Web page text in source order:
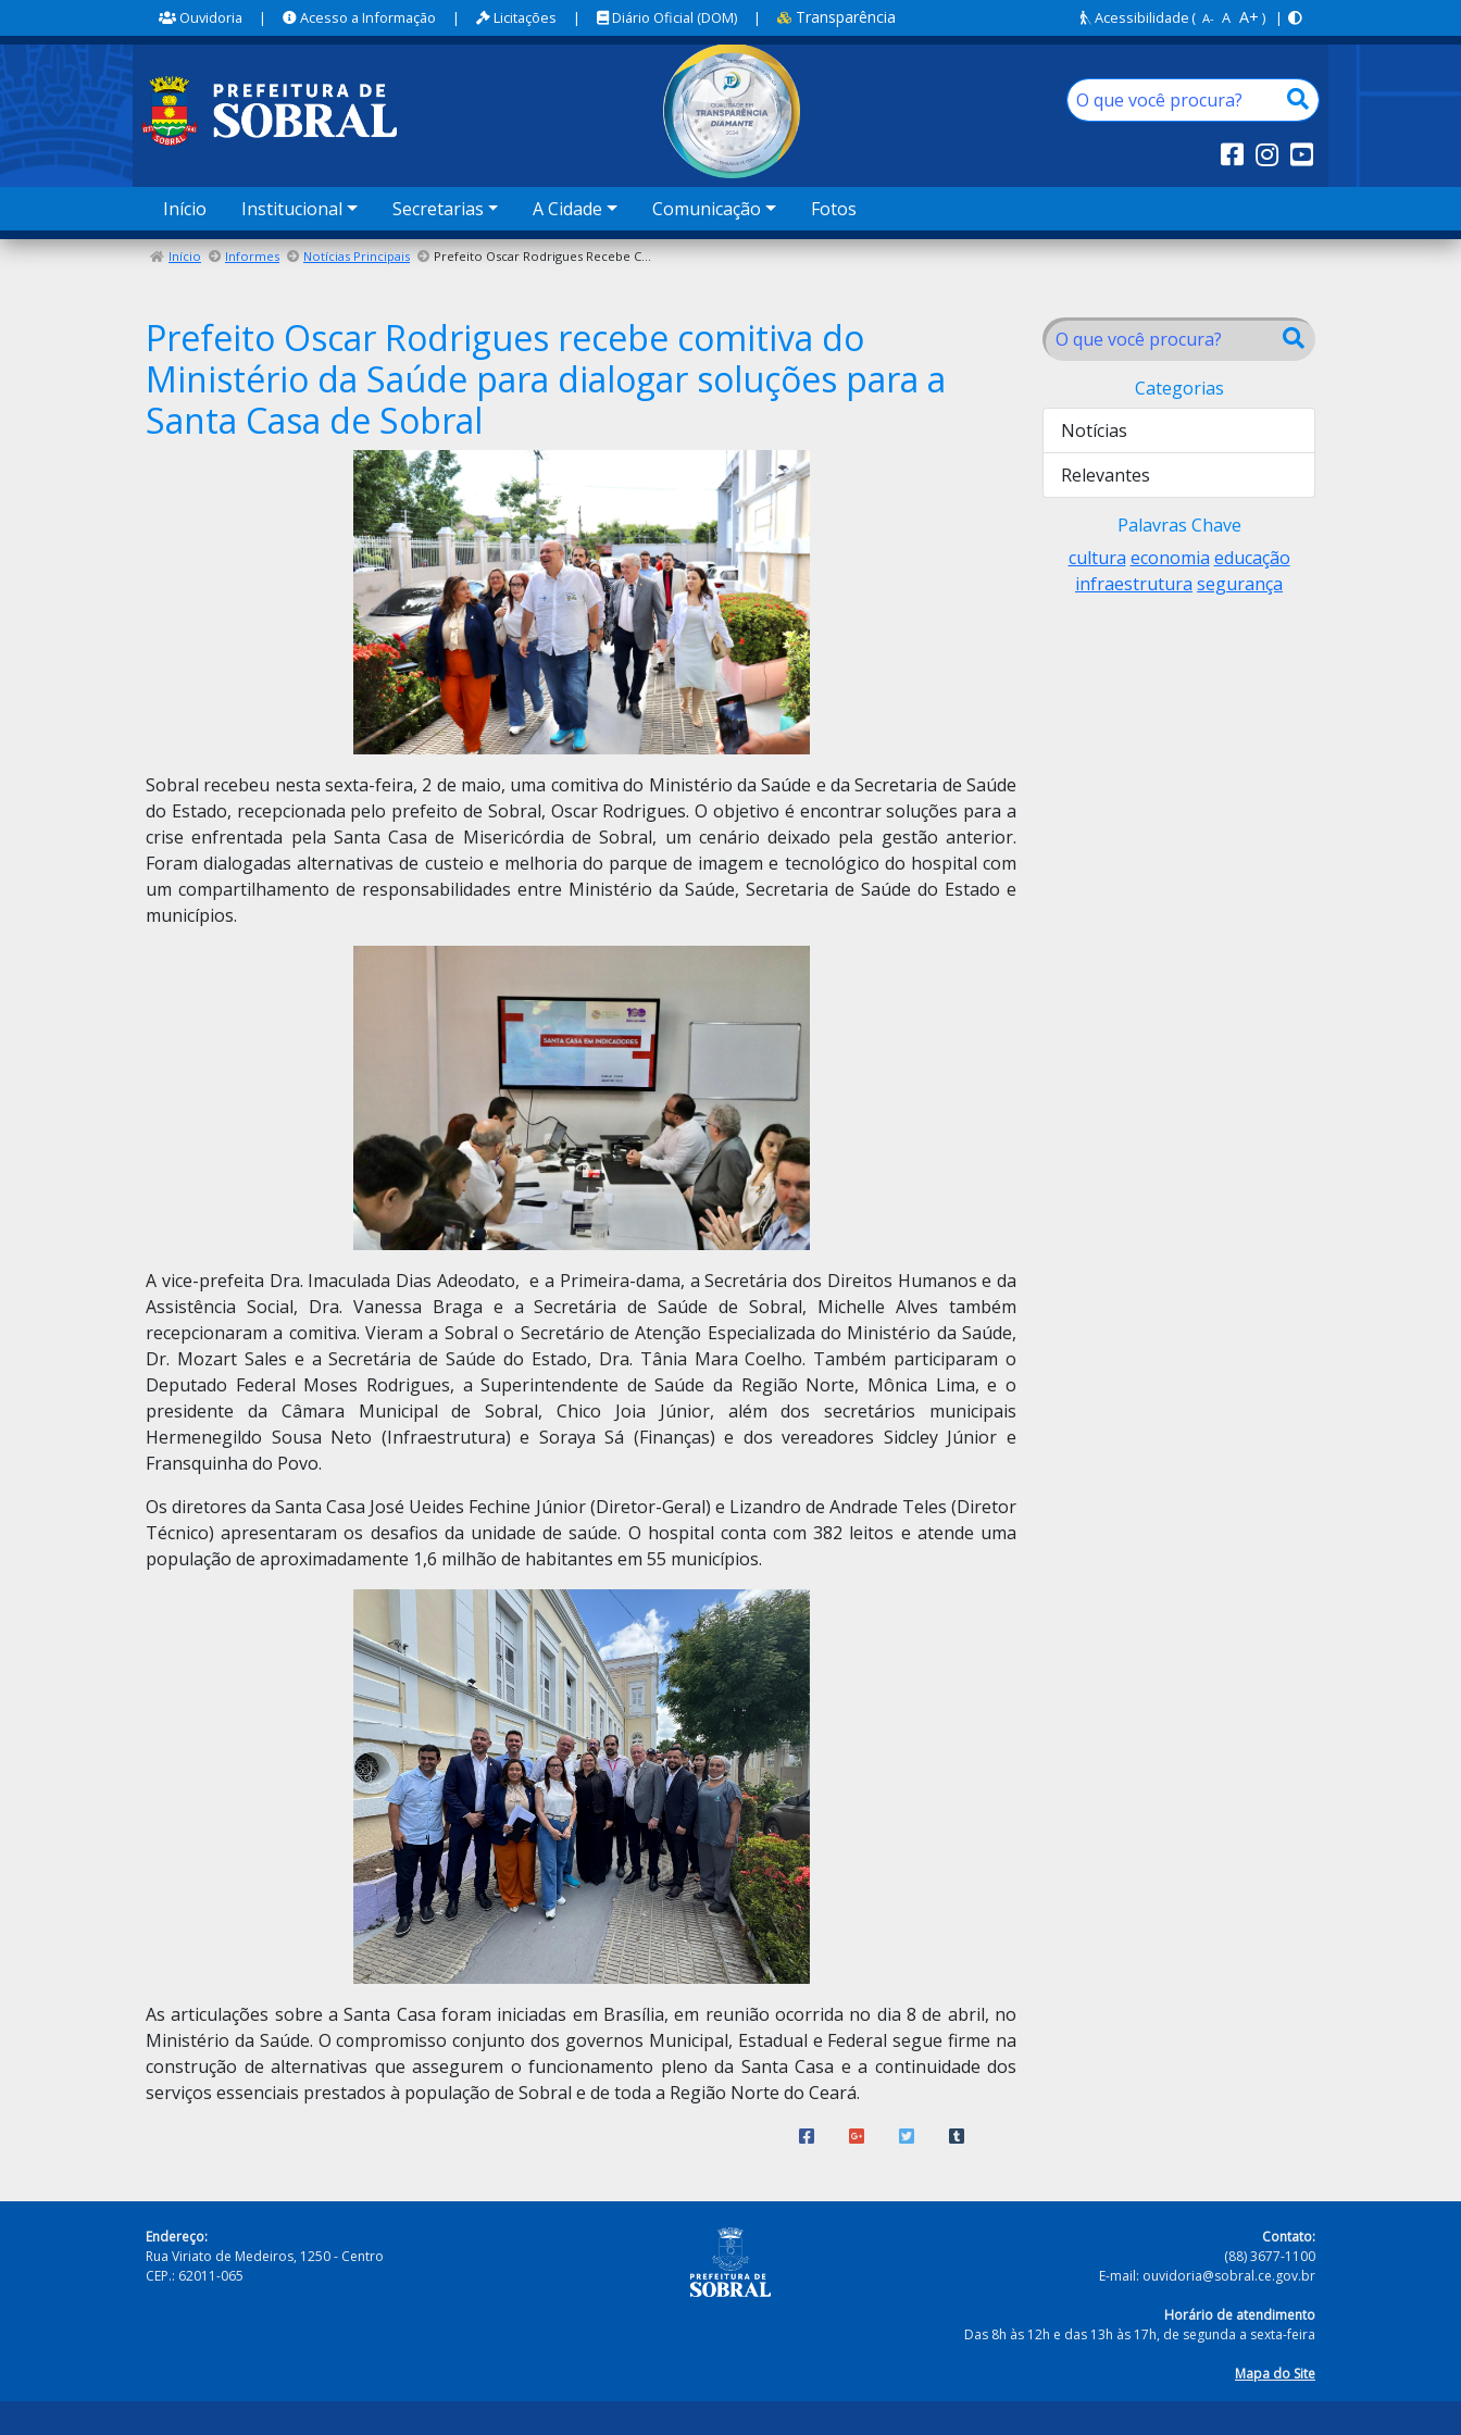
Ouvidoria | Acesso a Informação | Licitações | Diário Oficial (DOM) | Transparência Acessibilidade( A- A A+ ) |
Início Institucional Secretarias A Cidade Comunicação Fotos
Início Informes Notícias Principais Prefeito Oscar Rodrigues Recebe Comitiva Do Ministério Da Saúde Para Dialogar Soluções Para A Santa Casa De Sobral
Categorias
Notícias
Relevantes
Palavras Chave
cultura economia educação
infraestrutura segurança
Prefeito Oscar Rodrigues recebe comitiva do
Ministério da Saúde para dialogar soluções para a
Santa Casa de Sobral
Sobral recebeu nesta sexta-feira, 2 de maio, uma comitiva do Ministério da Saúde e da Secretaria de Saúde
do Estado, recepcionada pelo prefeito de Sobral, Oscar Rodrigues. O objetivo é encontrar soluções para a
crise enfrentada pela Santa Casa de Misericórdia de Sobral, um cenário deixado pela gestão anterior.
Foram dialogadas alternativas de custeio e melhoria do parque de imagem e tecnológico do hospital com
um compartilhamento de responsabilidades entre Ministério da Saúde, Secretaria de Saúde do Estado e
municípios.
A vice-prefeita Dra. Imaculada Dias Adeodato, e a Primeira-dama, a Secretária dos Direitos Humanos e da
Assistência Social, Dra. Vanessa Braga e a Secretária de Saúde de Sobral, Michelle Alves também
recepcionaram a comitiva. Vieram a Sobral o Secretário de Atenção Especializada do Ministério da Saúde,
Dr. Mozart Sales e a Secretária de Saúde do Estado, Dra. Tânia Mara Coelho. Também participaram o
Deputado Federal Moses Rodrigues, a Superintendente de Saúde da Região Norte, Mônica Lima, e o
presidente da Câmara Municipal de Sobral, Chico Joia Júnior, além dos secretários municipais
Hermenegildo Sousa Neto (Infraestrutura) e Soraya Sá (Finanças) e dos vereadores Sidcley Júnior e
Fransquinha do Povo.
Os diretores da Santa Casa José Ueides Fechine Júnior (Diretor-Geral) e Lizandro de Andrade Teles (Diretor
Técnico) apresentaram os desafios da unidade de saúde. O hospital conta com 382 leitos e atende uma
população de aproximadamente 1,6 milhão de habitantes em 55 municípios.
As articulações sobre a Santa Casa foram iniciadas em Brasília, em reunião ocorrida no dia 8 de abril, no
Ministério da Saúde. O compromisso conjunto dos governos Municipal, Estadual e Federal segue firme na
construção de alternativas que assegurem o funcionamento pleno da Santa Casa e a continuidade dos
serviços essenciais prestados à população de Sobral e de toda a Região Norte do Ceará.
Endereço:
Rua Viriato de Medeiros, 1250 - Centro
CEP.: 62011-065
Contato:
(88) 3677-1100
E-mail: ouvidoria@sobral.ce.gov.br
Horário de atendimento
Das 8h às 12h e das 13h às 17h, de segunda a sexta-feira
Mapa do Site